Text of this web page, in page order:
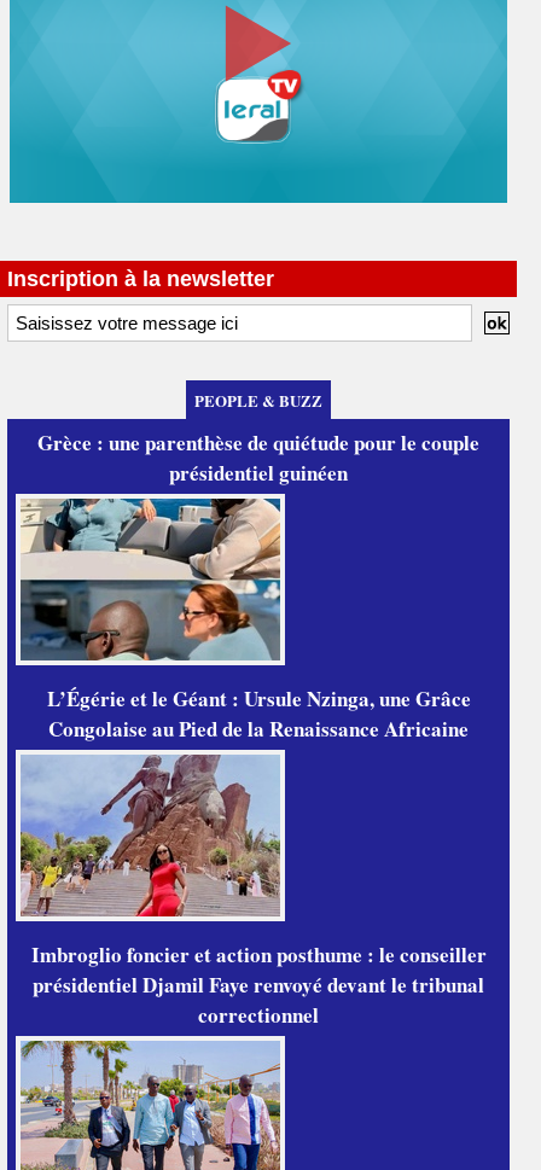
Inscription à la newsletter
PEOPLE & BUZZ
Grèce : une parenthèse de quiétude pour le couple
présidentiel guinéen
L’Égérie et le Géant : Ursule Nzinga, une Grâce
Congolaise au Pied de la Renaissance Africaine
Imbroglio foncier et action posthume : le conseiller
présidentiel Djamil Faye renvoyé devant le tribunal
correctionnel